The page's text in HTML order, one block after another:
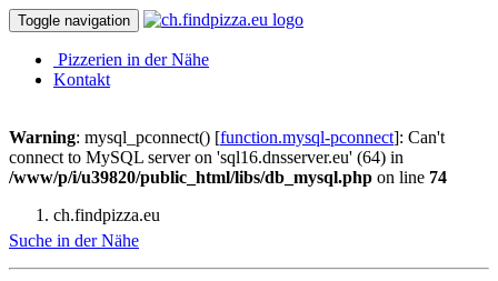
Toggle navigation
Pizzerien in der Nähe
Kontakt
Warning: mysql_pconnect() [function.mysql-pconnect]: Can't
connect to MySQL server on 'sql16.dnsserver.eu' (64) in
/www/p/i/u39820/public_html/libs/db_mysql.php on line 74
ch.findpizza.eu
Suche in der Nähe